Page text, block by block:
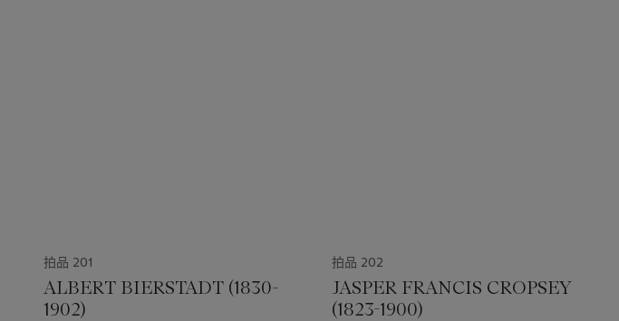
拍品 201
ALBERT BIERSTADT (1830-
1902)
拍品 202
JASPER FRANCIS CROPSEY
(1823-1900)